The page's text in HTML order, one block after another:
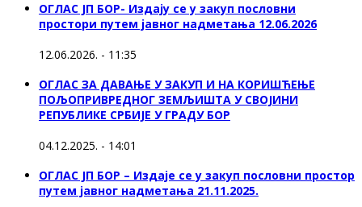
ОГЛАС ЈП БОР- Издају се у закуп пословни
простори путем јавног надметања 12.06.2026
12.06.2026. - 11:35
ОГЛАС ЗА ДАВАЊЕ У ЗАКУП И НА КОРИШЋЕЊЕ
ПОЉОПРИВРЕДНОГ ЗЕМЉИШТА У СВОЈИНИ
РЕПУБЛИКЕ СРБИЈЕ У ГРАДУ БОР
04.12.2025. - 14:01
ОГЛАС ЈП БОР – Издаје се у закуп пословни простор
путем јавног надметања 21.11.2025.